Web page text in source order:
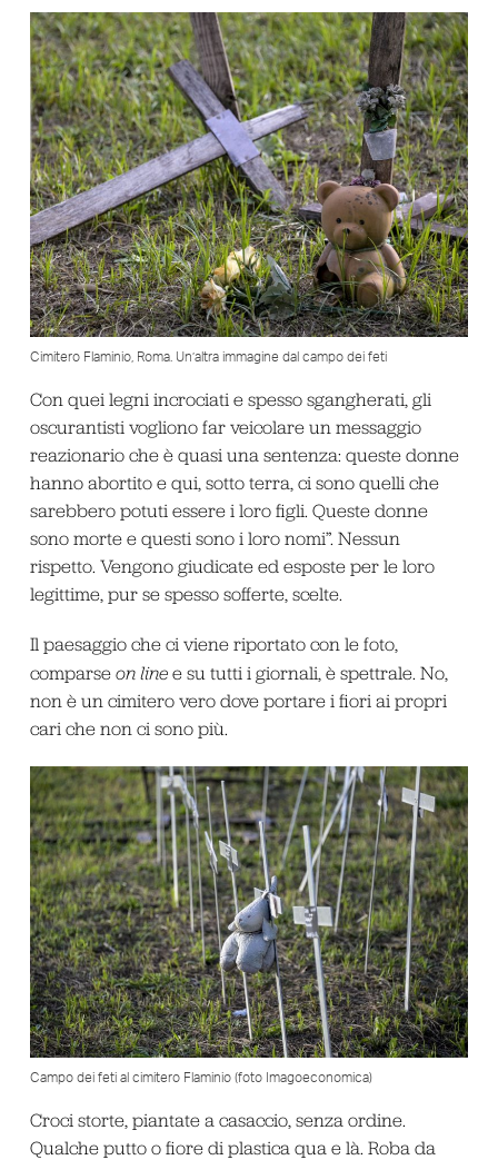
Cimitero Flaminio, Roma. Un’altra immagine dal campo dei feti
Con quei legni incrociati e spesso sgangherati, gli
oscurantisti vogliono far veicolare un messaggio
reazionario che è quasi una sentenza: queste donne
hanno abortito e qui, sotto terra, ci sono quelli che
sarebbero potuti essere i loro figli. Queste donne
sono morte e questi sono i loro nomi”. Nessun
rispetto. Vengono giudicate ed esposte per le loro
legittime, pur se spesso sofferte, scelte.
Il paesaggio che ci viene riportato con le foto,
comparse on linee su tutti i giornali, è spettrale. No,
non è un cimitero vero dove portare i fiori ai propri
cari che non ci sono più.
Campo dei feti al cimitero Flaminio (foto Imagoeconomica)
Croci storte, piantate a casaccio, senza ordine.
Qualche putto o fiore di plastica qua e là. Roba da